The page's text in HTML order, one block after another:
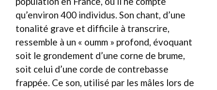
qu’environ 400 individus. Son chant, d’une
tonalité grave et difficile à transcrire,
ressemble à un « oumm » profond, évoquant
soit le grondement d’une corne de brume,
soit celui d’une corde de contrebasse
frappée. Ce son, utilisé par les mâles lors de